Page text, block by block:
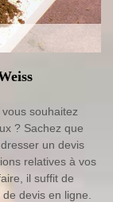
souhaitez
? Sachez que
un devis
relatives à vos
il suffit de
devis en ligne.